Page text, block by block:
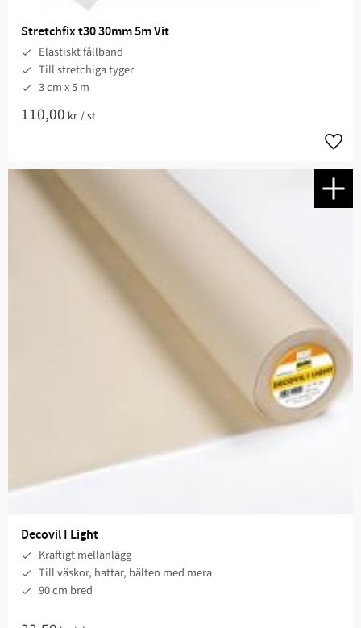
Stretchfix t30 30mm 5m Vit
Elastiskt fållband
Till stretchiga tyger
3 cm x 5 m
110,00 kr /st
Decovil I Light
Kraftigt mellanlägg
Till väskor, hattar, bälten med mera​
90 cm bred